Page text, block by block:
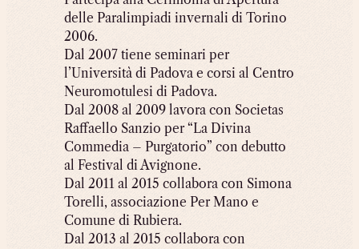
delle Paralimpiadi invernali di Torino
2006.
Dal 2007 tiene seminari per
l’Università di Padova e corsi al Centro
Neuromotulesi di Padova.
Dal 2008 al 2009 lavora con Societas
Raffaello Sanzio per “La Divina
Commedia – Purgatorio” con debutto
al Festival di Avignone.
Dal 2011 al 2015 collabora con Simona
Torelli, associazione Per Mano e
Comune di Rubiera.
Dal 2013 al 2015 collabora con